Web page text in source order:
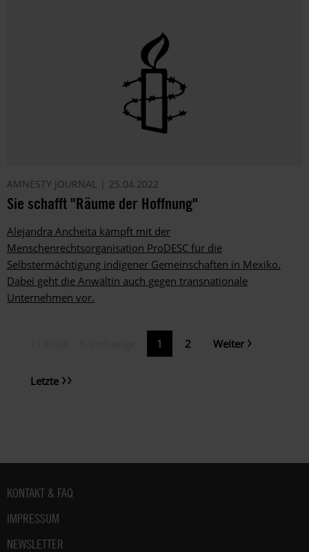
AMNESTY JOURNAL 25.04.2022
Sie schafft "Räume der Hoffnung"
Alejandra Ancheita kämpft mit der
Menschenrechtsorganisation ProDESC für die
Selbstermächtigung indigener Gemeinschaften in Mexiko.
Dabei geht die Anwältin auch gegen transnationale
Unternehmen vor.
Aktuelle
Seite
1 Page
2
Nächste
Weiter
Letzte
Letzte
Fußbereich
KONTAKT & FAQ
IMPRESSUM
NEWSLETTER